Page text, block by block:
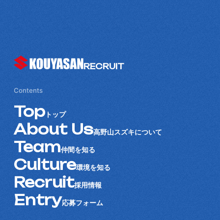
RECRUIT
Contents
Top トップ
About Us高野山スズキについて
Team仲間を知る
Culture環境を知る
Recruit採用情報
Entry応募フォーム